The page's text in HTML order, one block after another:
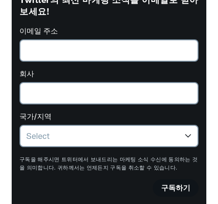
보세요!
이메일 주소
회사
국가/지역
구독을 해주시면 트위터에서 보내드리는 마케팅 소식 수신에 동의하는 것
을 의미합니다. 귀하께서는 언제든지 구독을 취소할 수 있습니다.
구독하기